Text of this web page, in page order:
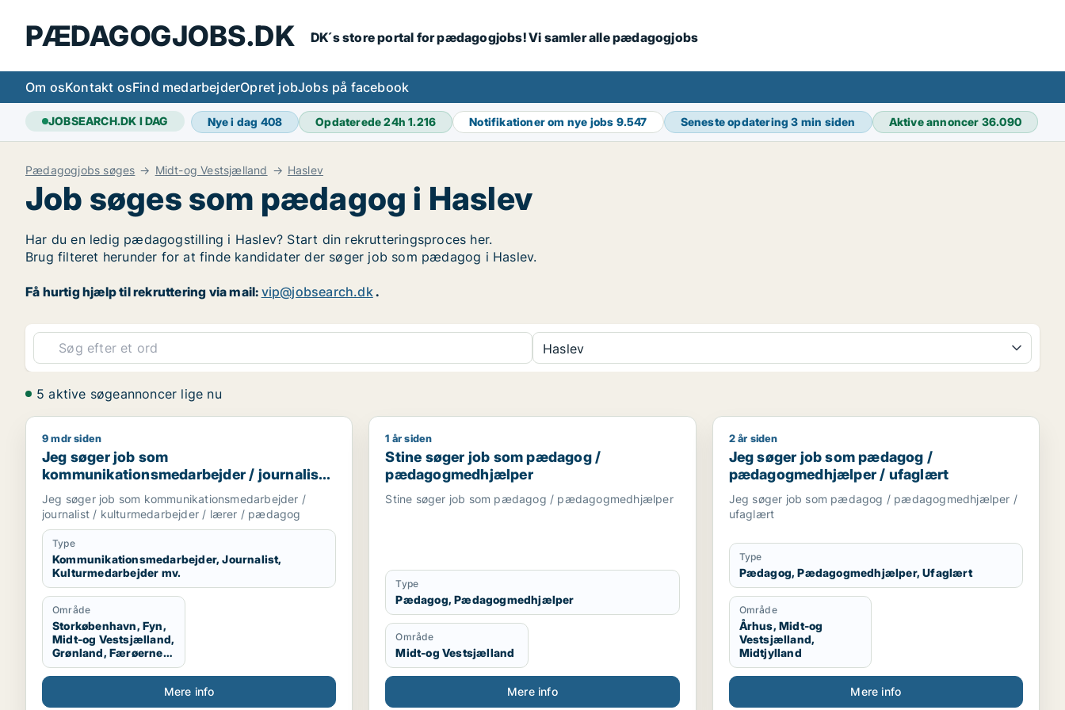
PÆDAGOGJOBS.DK DK´s store portal for pædagogjobs! Vi samler alle pædagogjobs
Om osKontakt osFind medarbejderOpret jobJobs på facebook
JOBSEARCH.DK I DAG Nye i dag 408 Opdaterede 24h1.216 Notifikationer om nye jobs 9.547 Seneste opdatering3 min siden Aktive annoncer 36.090
Pædagogjobs søges Midt-og Vestsjælland Haslev
Job søges som pædagog i Haslev
Har du en ledig pædagogstilling i Haslev? Start din rekrutteringsproces her.
Brug filteret herunder for at finde kandidater der søger job som pædagog i Haslev.
Få hurtig hjælp til rekruttering via mail: vip@jobsearch.dk.
Haslev
5 aktive søgeannoncer lige nu
Jeg søger job som kommunikationsmedarbejder / journalist / kulturmedarbejder / lærer / pædagog
9 mdr siden
Jeg søger job som
kommunikationsmedarbejder / journalist /
kulturmedarbejder / lærer / pædagog
Jeg søger job som kommunikationsmedarbejder /
journalist / kulturmedarbejder / lærer / pædagog
Type
Kommunikationsmedarbejder, Journalist,
Kulturmedarbejder mv.
Område
Storkøbenhavn, Fyn,
Midt-og Vestsjælland,
Grønland, Færøerne,
Udlandet
Mere info
Stine søger job som pædagog / pædagogmedhjælper
1 år siden
Stine søger job som pædagog /
pædagogmedhjælper
Stine søger job som pædagog / pædagogmedhjælper
Type
Pædagog, Pædagogmedhjælper
Område
Midt-og Vestsjælland
Mere info
Jeg søger job som pædagog / pædagogmedhjælper
2 år siden
Jeg søger job som pædagog /
pædagogmedhjælper / ufaglært
Jeg søger job som pædagog / pædagogmedhjælper /
ufaglært
Type
Pædagog, Pædagogmedhjælper, Ufaglært
Område
Århus, Midt-og
Vestsjælland,
Midtjylland
Mere info